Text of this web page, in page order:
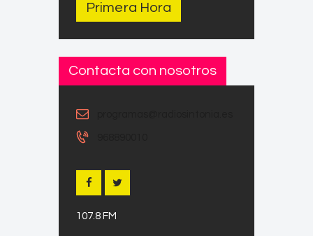
Primera Hora
Contacta con nosotros
107.8 FM